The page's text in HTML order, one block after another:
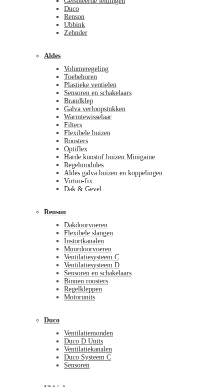
Duco
Renson
Ubbink
Zehnder
Aldes
Volumeregeling
Toebehoren
Plastieke ventielen
Sensoren en schakelaars
Brandklep
Galva verloopstukken
Warmtewisselaar
Filters
Flexibele buizen
Roosters
Optiflex
Harde kunstof buizen Minigaine
Regelmodules
Aldes galva buizen en koppelingen
Virtuo-fix
Dak & Gevel
Renson
Dakdoorvoeren
Flexibele slangen
Instortkanalen
Muurdoorvoeren
Ventilatiesysteem C
Ventilatiesysteem D
Sensoren en schakelaars
Binnen roosters
Regelkleppen
Motorunits
Duco
Ventilatiemonden
Duco D Units
Ventilatiekanalen
Duco Systeem C
Sensoren